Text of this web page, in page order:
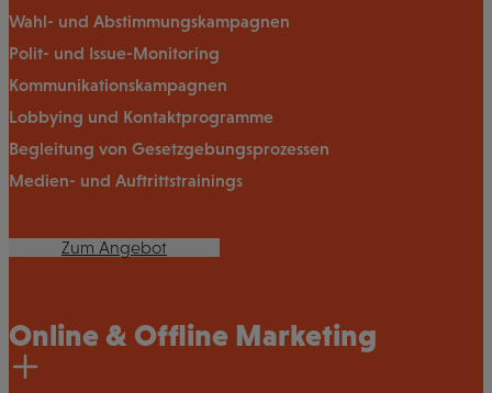
Wahl- und Abstimmungskampagnen
Polit- und Issue-Monitoring
Kommunikationskampagnen
Lobbying und Kontaktprogramme
Begleitung von Gesetzgebungsprozessen
Medien- und Auftrittstrainings
Zum Angebot
Online & Offline Marketing